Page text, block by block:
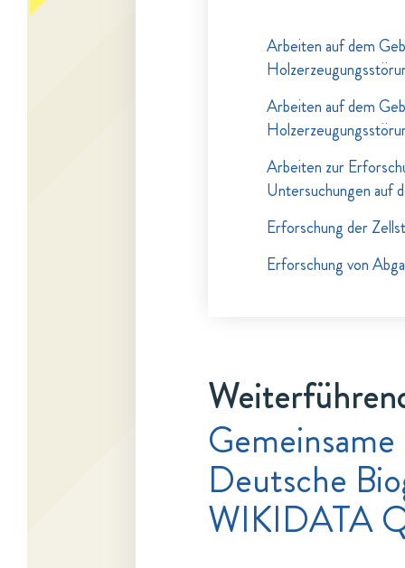
Arbeiten auf dem
Arbeiten auf dem
Arbeiten zur
Untersuchungen auf
Erforschung der
Erforschung von
Deutsche
WIKIDATA